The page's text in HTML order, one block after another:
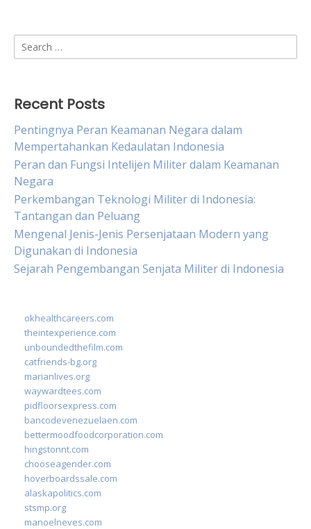
Search
for:
Recent Posts
Pentingnya Peran Keamanan Negara dalam
Mempertahankan Kedaulatan Indonesia
Peran dan Fungsi Intelijen Militer dalam Keamanan
Negara
Perkembangan Teknologi Militer di Indonesia:
Tantangan dan Peluang
Mengenal Jenis-Jenis Persenjataan Modern yang
Digunakan di Indonesia
Sejarah Pengembangan Senjata Militer di Indonesia
okhealthcareers.com
theintexperience.com
unboundedthefilm.com
catfriends-bg.org
marianlives.org
waywardtees.com
pidfloorsexpress.com
bancodevenezuelaen.com
bettermoodfoodcorporation.com
hingstonnt.com
chooseagender.com
hoverboardssale.com
alaskapolitics.com
stsmp.org
manoelneves.com